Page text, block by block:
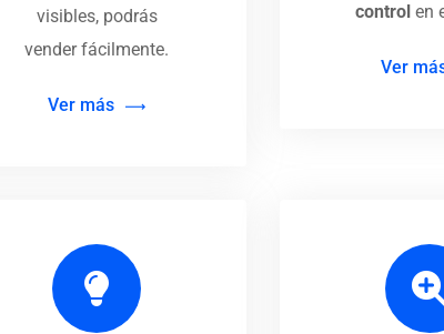
visibles, podrás
vender fácilmente.
Ver más
controlen
Ver